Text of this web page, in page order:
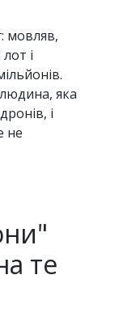
мовляв,
і
яка
і
не
те